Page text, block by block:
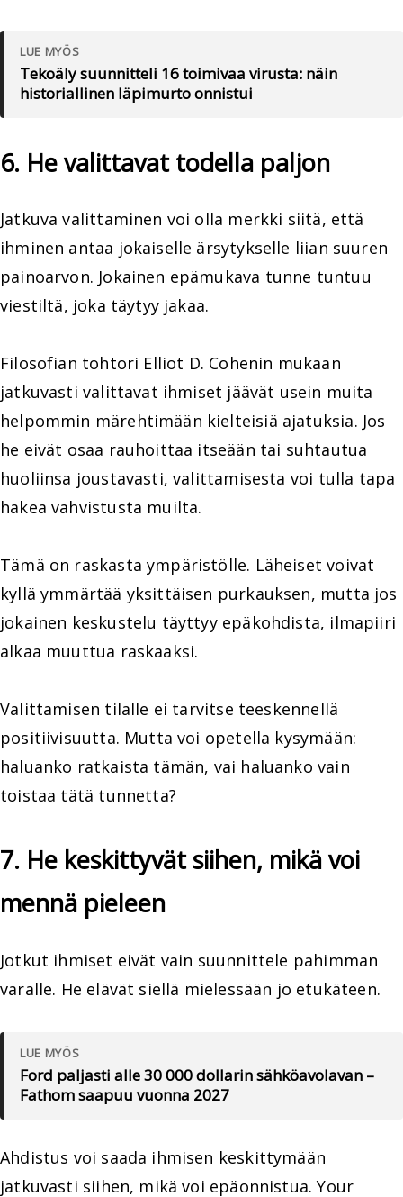
LUE MYÖS
Tekoäly suunnitteli 16 toimivaa virusta: näin
historiallinen läpimurto onnistui
6. He valittavat todella paljon
Jatkuva valittaminen voi olla merkki siitä, että
ihminen antaa jokaiselle ärsytykselle liian suuren
painoarvon. Jokainen epämukava tunne tuntuu
viestiltä, joka täytyy jakaa.
Filosofian tohtori Elliot D. Cohenin mukaan
jatkuvasti valittavat ihmiset jäävät usein muita
helpommin märehtimään kielteisiä ajatuksia. Jos
he eivät osaa rauhoittaa itseään tai suhtautua
huoliinsa joustavasti, valittamisesta voi tulla tapa
hakea vahvistusta muilta.
Tämä on raskasta ympäristölle. Läheiset voivat
kyllä ymmärtää yksittäisen purkauksen, mutta jos
jokainen keskustelu täyttyy epäkohdista, ilmapiiri
alkaa muuttua raskaaksi.
Valittamisen tilalle ei tarvitse teeskennellä
positiivisuutta. Mutta voi opetella kysymään:
haluanko ratkaista tämän, vai haluanko vain
toistaa tätä tunnetta?
7. He keskittyvät siihen, mikä voi
mennä pieleen
Jotkut ihmiset eivät vain suunnittele pahimman
varalle. He elävät siellä mielessään jo etukäteen.
LUE MYÖS
Ford paljasti alle 30 000 dollarin sähköavolavan –
Fathom saapuu vuonna 2027
Ahdistus voi saada ihmisen keskittymään
jatkuvasti siihen, mikä voi epäonnistua. Your